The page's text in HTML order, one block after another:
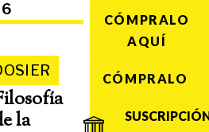
la
CÓMPRALO
AQUÍ
CÓMPRALO